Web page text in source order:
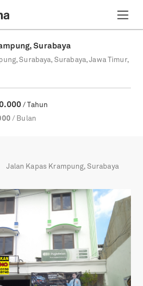
Surabaya
Surabaya, Surabaya, Jawa Timur,
/ Tahun
/ Bulan
Jalan Kapas Krampung, Surabaya